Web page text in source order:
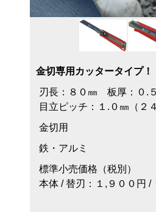
金切専用カッタータイプ！
刃長：８０㎜ 板厚：０.
目立ピッチ：１.０㎜（２
金切用
鉄・アルミ
標準小売価格（税別）
本体 / 替刃：１,９００円 /